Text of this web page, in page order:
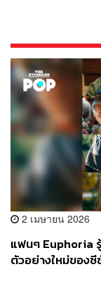
2 เมษายน 2026
แฟนๆ Euphoria
ตัวอย่างใหม่ของซี